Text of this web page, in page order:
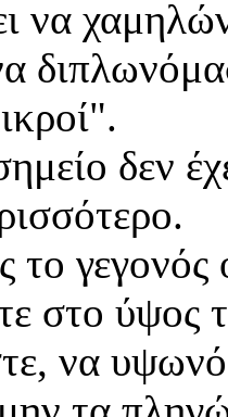
να
δεν
το
στο ύψος
να